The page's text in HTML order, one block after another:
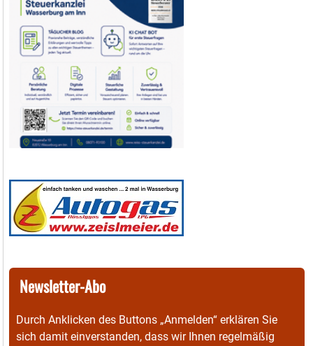
Newsletter-Abo
Durch Anklicken des Buttons „Anmelden“ erklären Sie
sich damit einverstanden, dass wir Ihnen regelmäßig